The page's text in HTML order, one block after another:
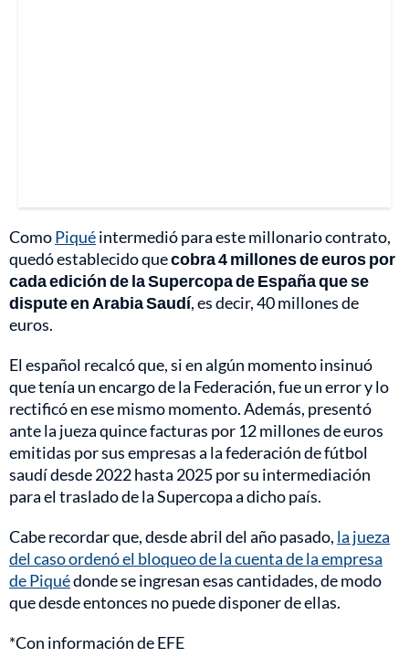
ComoPiquéintermedió para este millonario contrato,
quedó establecido quecobra 4 millones de euros por
cada edición de la Supercopa de España que se
dispute en Arabia Saudí, es decir, 40 millones de
euros.
El español recalcó que, si en algún momento insinuó
que tenía un encargo de la Federación, fue un error y lo
rectificó en ese mismo momento. Además, presentó
ante la jueza quince facturas por 12 millones de euros
emitidas por sus empresas a la federación de fútbol
saudí desde 2022 hasta 2025 por su intermediación
para el traslado de la Supercopa a dicho país.
Cabe recordar que, desde abril del año pasado, la jueza
del caso ordenó el bloqueo de la cuenta de la empresa
de Piquédonde se ingresan esas cantidades, de modo
que desde entonces no puede disponer de ellas.
*Con información de EFE